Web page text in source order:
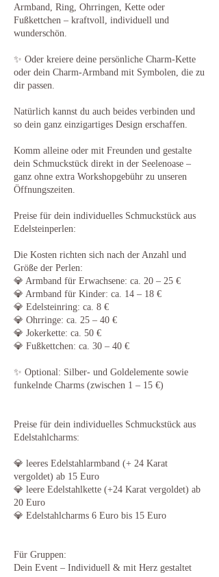
Armband, Ring, Ohrringen, Kette oder
Fußkettchen – kraftvoll, individuell und
wunderschön.
✨ Oder kreiere deine persönliche Charm-Kette
oder dein Charm-Armband mit Symbolen, die zu
dir passen.
Natürlich kannst du auch beides verbinden und
so dein ganz einzigartiges Design erschaffen.
Komm alleine oder mit Freunden und gestalte
dein Schmuckstück direkt in der Seelenoase –
ganz ohne extra Workshopgebühr zu unseren
Öffnungszeiten.
Preise für dein individuelles Schmuckstück aus
Edelsteinperlen:
Die Kosten richten sich nach der Anzahl und
Größe der Perlen:
💎 Armband für Erwachsene: ca. 20 – 25 €
💎 Armband für Kinder: ca. 14 – 18 €
💎 Edelsteinring: ca. 8 €
💎 Ohrringe: ca. 25 – 40 €
💎 Jokerkette: ca. 50 €
💎 Fußkettchen: ca. 30 – 40 €
✨ Optional: Silber- und Goldelemente sowie
funkelnde Charms (zwischen 1 – 15 €)
Preise für dein individuelles Schmuckstück aus
Edelstahlcharms:
💎 leeres Edelstahlarmband (+ 24 Karat
vergoldet) ab 15 Euro
💎 leere Edelstahlkette (+24 Karat vergoldet) ab
20 Euro
💎 Edelstahlcharms 6 Euro bis 15 Euro
Für Gruppen:
Dein Event – Individuell & mit Herz gestaltet